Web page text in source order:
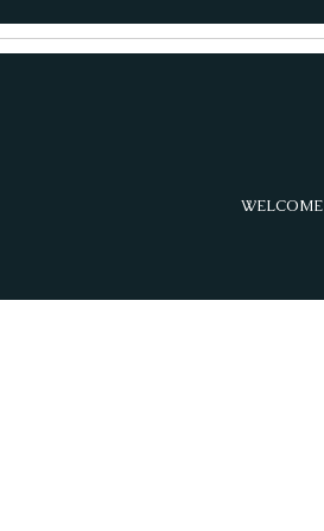
WELCOME